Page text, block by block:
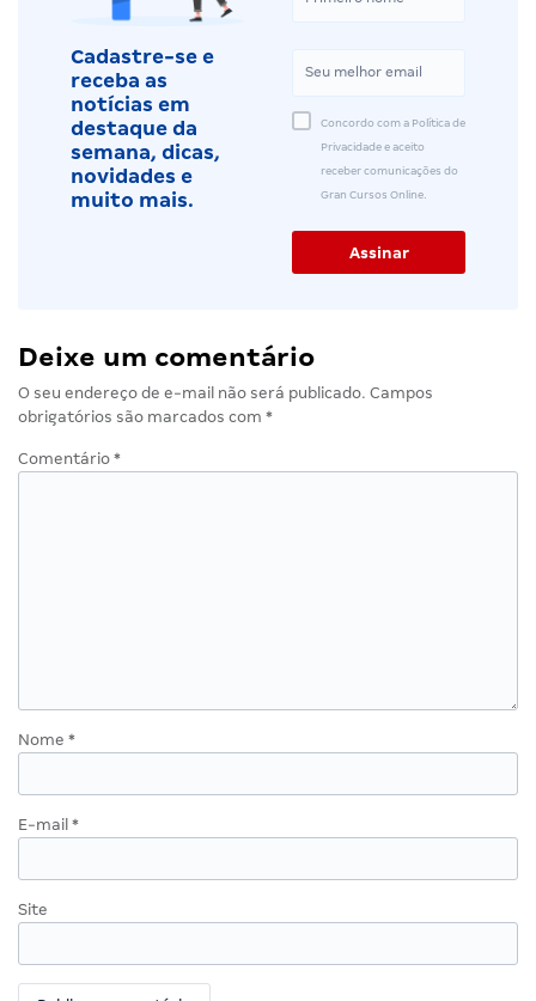
Cadastre-se e
receba as
notícias em
destaque da
semana, dicas,
novidades e
muito mais.
Concordo com a Política de
Privacidade e aceito
receber comunicações do
Gran Cursos Online.
Deixe um comentário
O seu endereço de e-mail não será publicado. Campos
obrigatórios são marcados com *
Comentário *
Nome *
E-mail *
Site